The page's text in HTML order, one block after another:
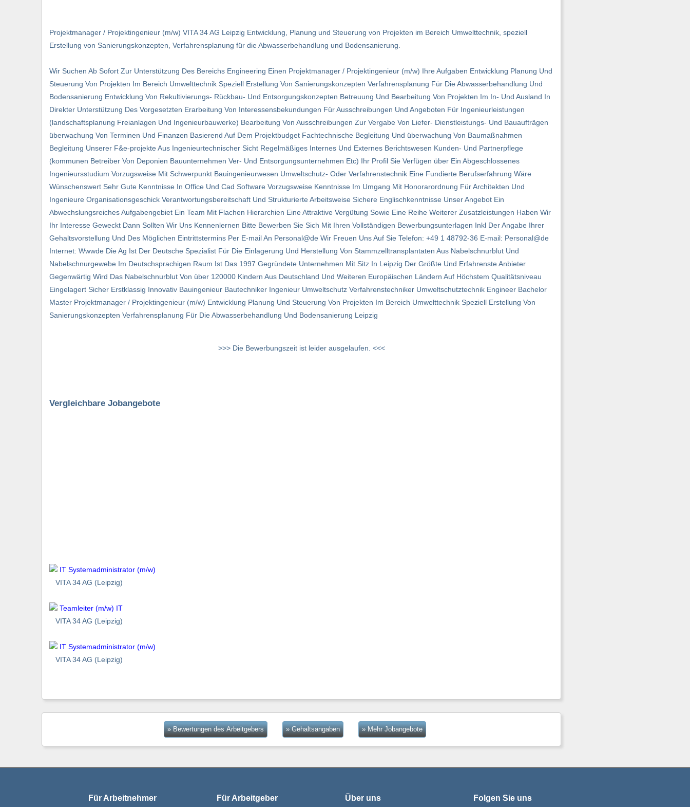
Projektmanager / Projektingenieur (m/w) VITA 34 AG Leipzig Entwicklung, Planung und Steuerung von Projekten im Bereich Umwelttechnik, speziell
Erstellung von Sanierungskonzepten, Verfahrensplanung für die Abwasserbehandlung und Bodensanierung.
Wir Suchen Ab Sofort Zur Unterstützung Des Bereichs Engineering Einen Projektmanager / Projektingenieur (m/w) Ihre Aufgaben Entwicklung Planung Und
Steuerung Von Projekten Im Bereich Umwelttechnik Speziell Erstellung Von Sanierungskonzepten Verfahrensplanung Für Die Abwasserbehandlung Und
Bodensanierung Entwicklung Von Rekultivierungs- Rückbau- Und Entsorgungskonzepten Betreuung Und Bearbeitung Von Projekten Im In- Und Ausland In
Direkter Unterstützung Des Vorgesetzten Erarbeitung Von Interessensbekundungen Für Ausschreibungen Und Angeboten Für Ingenieurleistungen
(landschaftsplanung Freianlagen Und Ingenieurbauwerke) Bearbeitung Von Ausschreibungen Zur Vergabe Von Liefer- Dienstleistungs- Und Bauaufträgen
überwachung Von Terminen Und Finanzen Basierend Auf Dem Projektbudget Fachtechnische Begleitung Und überwachung Von Baumaßnahmen
Begleitung Unserer F&e-projekte Aus Ingenieurtechnischer Sicht Regelmäßiges Internes Und Externes Berichtswesen Kunden- Und Partnerpflege
(kommunen Betreiber Von Deponien Bauunternehmen Ver- Und Entsorgungsunternehmen Etc) Ihr Profil Sie Verfügen über Ein Abgeschlossenes
Ingenieursstudium Vorzugsweise Mit Schwerpunkt Bauingenieurwesen Umweltschutz- Oder Verfahrenstechnik Eine Fundierte Berufserfahrung Wäre
Wünschenswert Sehr Gute Kenntnisse In Office Und Cad Software Vorzugsweise Kenntnisse Im Umgang Mit Honorarordnung Für Architekten Und
Ingenieure Organisationsgeschick Verantwortungsbereitschaft Und Strukturierte Arbeitsweise Sichere Englischkenntnisse Unser Angebot Ein
Abwechslungsreiches Aufgabengebiet Ein Team Mit Flachen Hierarchien Eine Attraktive Vergütung Sowie Eine Reihe Weiterer Zusatzleistungen Haben Wir
Ihr Interesse Geweckt Dann Sollten Wir Uns Kennenlernen Bitte Bewerben Sie Sich Mit Ihren Vollständigen Bewerbungsunterlagen Inkl Der Angabe Ihrer
Gehaltsvorstellung Und Des Möglichen Eintrittstermins Per E-mail An Personal@de Wir Freuen Uns Auf Sie Telefon: +49 1 48792-36 E-mail: Personal@de
Internet: Wwwde Die Ag Ist Der Deutsche Spezialist Für Die Einlagerung Und Herstellung Von Stammzell­transplantaten Aus Nabel­schnurblut Und
Nabelschnur­gewebe Im Deutsch­sprachigen Raum Ist Das 1997 Gegründete Unter­nehmen Mit Sitz In Leipzig Der Größte Und Erfahrenste Anbieter
Gegenwärtig Wird Das Nabel­schnurblut Von über 120000 Kindern Aus Deutschland Und Weiteren Europäischen Ländern Auf Höchstem Qualitäts­niveau
Eingelagert Sicher Erstklassig Innovativ Bauingenieur Bautechniker Ingenieur Umweltschutz Verfahrenstechniker Umweltschutztechnik Engineer Bachelor
Master Projektmanager / Projektingenieur (m/w) Entwicklung Planung Und Steuerung Von Projekten Im Bereich Umwelttechnik Speziell Erstellung Von
Sanierungskonzepten Verfahrensplanung Für Die Abwasserbehandlung Und Bodensanierung Leipzig
>>> Die Bewerbungszeit ist leider ausgelaufen. <<<
Vergleichbare Jobangebote
IT Systemadministrator (m/w)
VITA 34 AG (Leipzig)
Teamleiter (m/w) IT
VITA 34 AG (Leipzig)
IT Systemadministrator (m/w)
VITA 34 AG (Leipzig)
» Bewertungen des Arbeitgebers » Gehaltsangaben » Mehr Jobangebote
Für Arbeitnehmer Für Arbeitgeber Über uns Folgen Sie uns